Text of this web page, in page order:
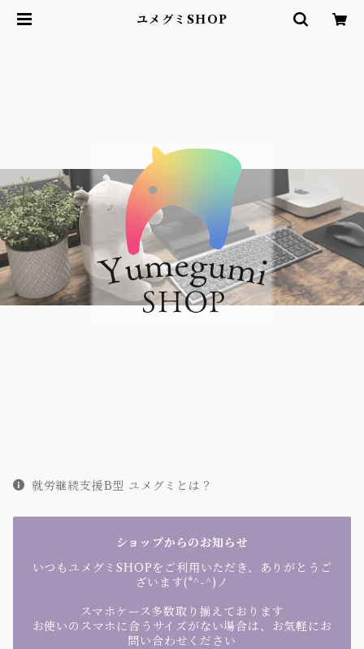
ユメグミSHOP
就労継続支援B型 ユメグミとは？
ショップからのお知らせ
いつもユメグミSHOPをご利用いただき、ありがとうご
ざいます(*^-^)ノ
スマホケース多数取り揃えております
お使いのスマホに合うサイズがない場合は、お気軽にお
問い合わせください